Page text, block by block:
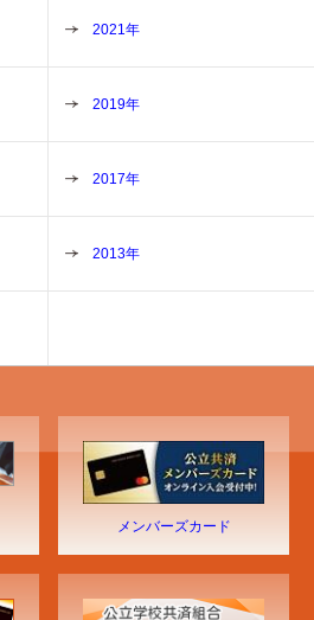
2021年
2019年
2017年
2013年
メンバーズカード